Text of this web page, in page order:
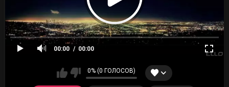
00:00 00:00
0% (0 ГОЛОСОВ)